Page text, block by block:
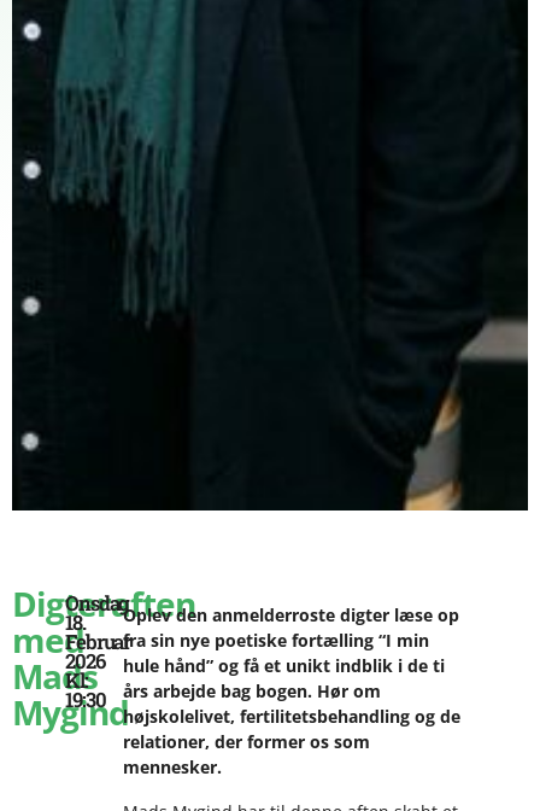
Digteraften
med
Mads
Mygind
Onsdag
18.
Februar
2026
Kl:
19:30
Oplev den anmelderroste digter læse op
fra sin nye poetiske fortælling “I min
hule hånd” og få et unikt indblik i de ti
års arbejde bag bogen. Hør om
højskolelivet, fertilitetsbehandling og de
relationer, der former os som
mennesker.